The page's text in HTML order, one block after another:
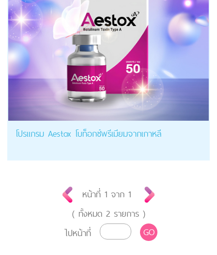
โปรแกรม Aestox โบท็อกซ์พรีเมียมจากเกาหลี
หน้าที่ 1 จาก 1
( ทั้งหมด 2รายการ )
ไปหน้าที่
GO